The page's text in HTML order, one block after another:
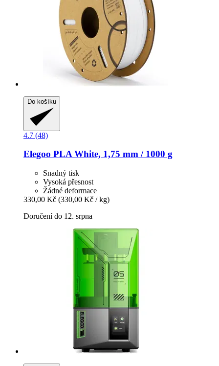
Do košíku
4.7 (48)
Elegoo PLA White, 1,75 mm / 1000 g
Snadný tisk
Vysoká přesnost
Žádné deformace
330,00 Kč (330,00 Kč / kg)
Doručení do 12. srpna